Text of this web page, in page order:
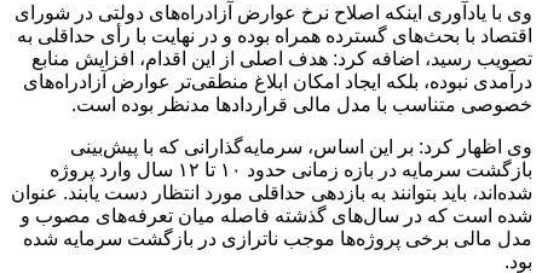
وی با یادآوری اینکه اصلاح نرخ عوارض آزادراه‌های دولتی در شورای
اقتصاد با بحث‌های گسترده همراه بوده و در نهایت با رأی حداقلی به
تصویب رسید، اضافه کرد: هدف اصلی از این اقدام، افزایش منابع
درآمدی نبوده، بلکه ایجاد امکان ابلاغ منطقی‌تر عوارض آزادراه‌های
خصوصی متناسب با مدل مالی قراردادها مدنظر بوده است.
وی اظهار کرد: بر این اساس، سرمایه‌گذارانی که با پیش‌بینی
بازگشت سرمایه در بازه زمانی حدود ۱۰ تا ۱۲ سال وارد پروژه
شده‌اند، باید بتوانند به بازدهی حداقلی مورد انتظار دست یابند. عنوان
شده است که در سال‌های گذشته فاصله میان تعرفه‌های مصوب و
مدل مالی برخی پروژه‌ها موجب ناترازی در بازگشت سرمایه شده
بود.